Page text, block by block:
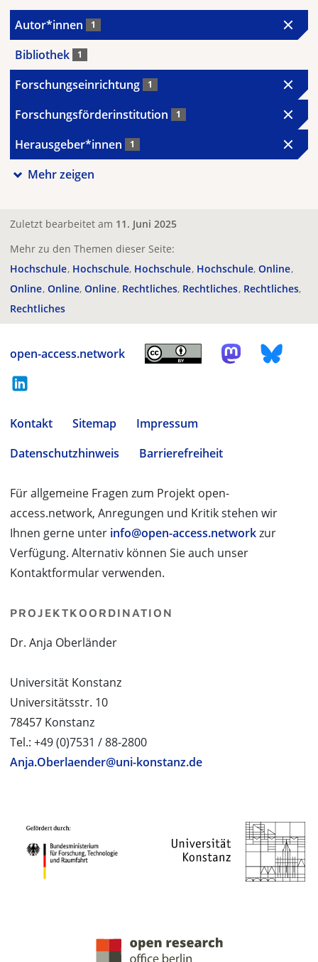
Autor*innen 1
Bibliothek 1
Forschungseinrichtung 1
Forschungsförderinstitution 1
Herausgeber*innen 1
Mehr zeigen
Zuletzt bearbeitet am 11. Juni 2025
Mehr zu den Themen dieser Seite:
Hochschule Hochschule Hochschule Hochschule Online
Online Online Online Rechtliches Rechtliches Rechtliches
Rechtliches
open-access.network
Kontakt Sitemap
Impressum
Datenschutzhinweis
Barrierefreiheit
Für allgemeine Fragen zum Projekt open-
access.network, Anregungen und Kritik stehen wir
Ihnen gerne unter info@open-access.networkzur
Verfügung. Alternativ können Sie auch unser
Kontaktformular verwenden.
PROJEKTKOORDINATION
Dr. Anja Oberländer
Universität Konstanz
Universitätsstr. 10
78457 Konstanz
Tel.: +49 (0)7531 / 88-2800
Anja.Oberlaender@uni-konstanz.de